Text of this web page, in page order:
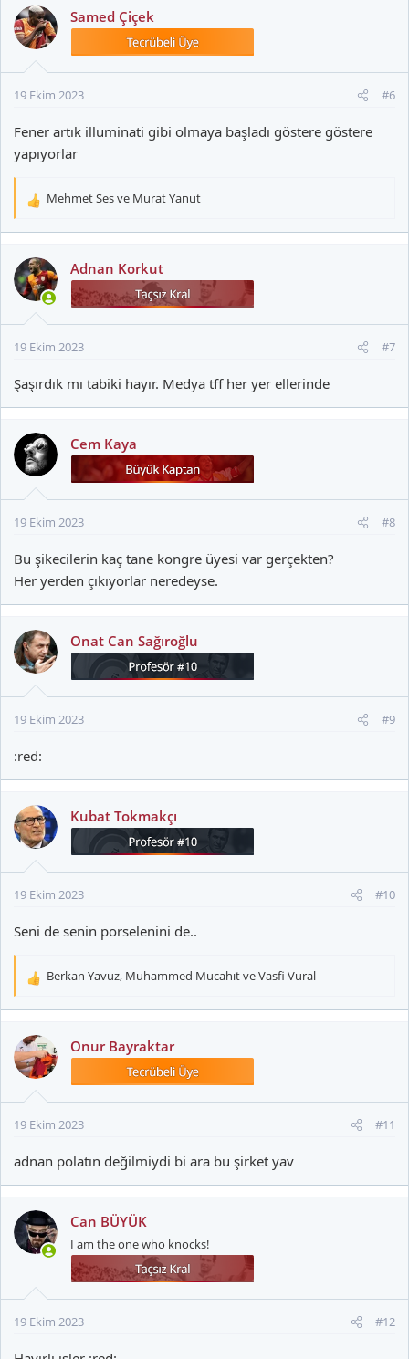
Samed Çiçek
19 Ekim 2023 #6
Fener artık illuminati gibi olmaya başladı göstere göstere
yapıyorlar
T
k
i
l
:
Mehmet Sesve Murat Yanut
Adnan Korkut
19 Ekim 2023 #7
Şaşırdık mı tabiki hayır. Medya tff her yer ellerinde
Cem Kaya
19 Ekim 2023 #8
Bu şikecilerin kaç tane kongre üyesi var gerçekten?
Her yerden çıkıyorlar neredeyse.
Onat Can Sağıroğlu
19 Ekim 2023 #9
:red:
Kubat Tokmakçı
19 Ekim 2023 #10
Seni de senin porselenini de..
T
k
i
l
:
Berkan Yavuz, Muhammed MucahıtveVasfi Vural
Onur Bayraktar
19 Ekim 2023 #11
adnan polatın değilmiydi bi ara bu şirket yav
Can BÜYÜK
I am the one who knocks!
19 Ekim 2023 #12